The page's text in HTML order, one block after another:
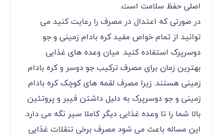
اصلی حفظ سلامت است.
در صورتی که اعتدال در مصرف را رعایت کنید می
توانید از تمام خواص مفید کره بادام زمینی و جو
دوسرپرک استفاده کنید. میان وعده های غذایی
بهترین زمان برای مصرف ترکیب جو دوسر و کره بادام
زمینی هستند. زیرا مصرف لقمه های کوچک کره بادام
زمینی و جو دوسرپرک به دلیل داشتن فیبر و پروتئین
بالا شما را تا وعده غذایی دیگر کاملا سیر نگه می دارد.
این مساله باعث می شود مصرف برخی تنقلات غذایی